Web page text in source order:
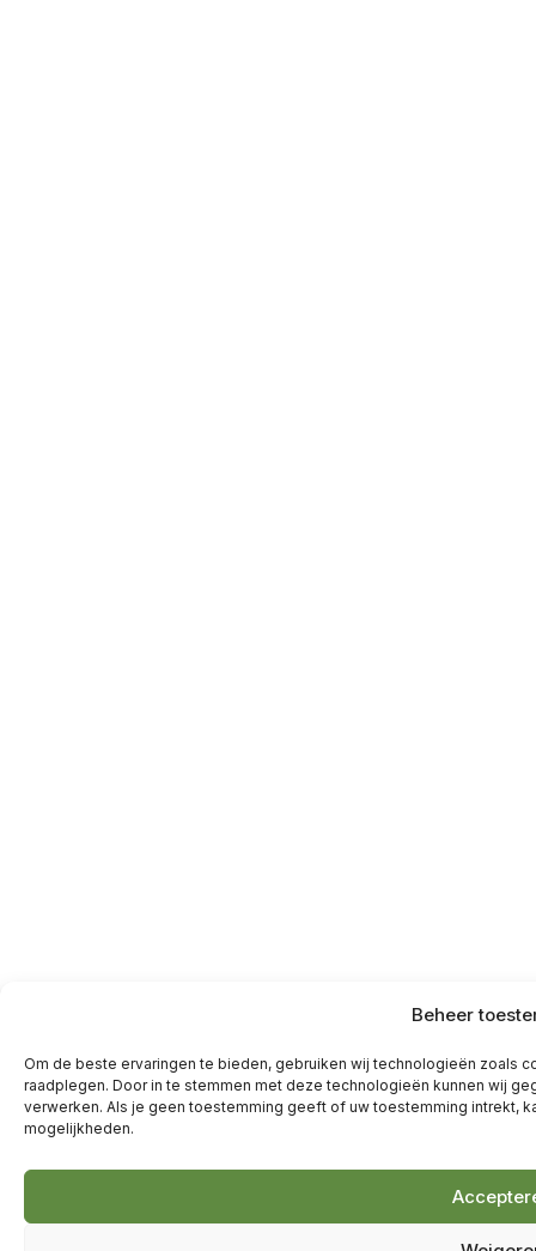
Beheer
Om de beste ervaringen te bieden, gebruiken wij technologieën zoals
raadplegen. Door in te stemmen met deze technologieën kunnen wij
verwerken. Als je geen toestemming geeft of uw toestemming intrekt,
mogelijkheden.